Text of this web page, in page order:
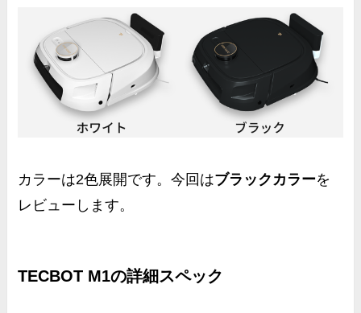
カラーは2色展開です。今回はブラックカラーを
レビューします。
TECBOT M1の詳細スペック